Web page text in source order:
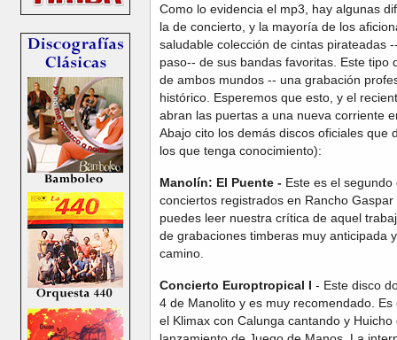
Como lo evidencia el mp3, hay algunas
la de concierto, y la mayoría de los
saludable colección de cintas pirateadas
paso-- de sus bandas favoritas. Este tipo
de ambos mundos -- una grabación
histórico. Esperemos que esto, y el
abran las puertas a una nueva corriente
Abajo cito los demás discos oficiales que
los que tenga conocimiento):
Manolín: El Puente - Este es el
conciertos registrados en Rancho
puedes leer nuestra crítica de aquel
de grabaciones timberas muy anticipada
camino.
Concierto Europtropical I - Este disco
4 de Manolito y es muy recomendado.
el Klimax con Calunga cantando y